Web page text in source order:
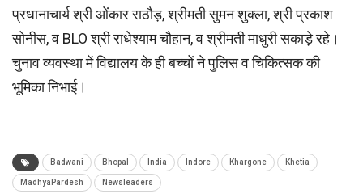
प्रधानाचार्य श्री ओंकार राठौड़, श्रीमती सुमन शुक्ला, श्री प्रकाश
सोनीस, व BLO श्री राधेश्याम चौहान, व श्रीमती माधुरी सकाड़े रहे।
चुनाव व्यवस्था में विद्यालय के ही बच्चों ने पुलिस व चिकित्सक की
भूमिका निभाई।
Badwani Bhopal India Indore Khargone Khetia
MadhyaPardesh Newsleaders